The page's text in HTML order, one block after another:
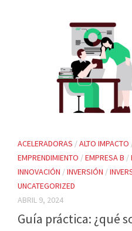
ACELERADORAS /ALTO IMPACTO
EMPRENDIMIENTO /EMPRESA B /
INNOVACIÓN /INVERSIÓN /
UNCATEGORIZED
ABRIL 9, 2024
Guía práctica: ¿qué